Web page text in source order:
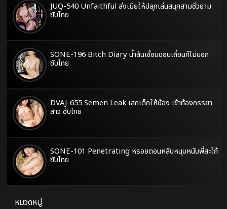
JUQ-540 Unfaithful ส่งเมียให้ปลุกเล่นสนุกสามชั่วยาม
ซับไทย
SONE-196 Bitch Diary น้ำล้นเขื่อนชอบเถื่อนก็ไม่บอก
ซับไทย
DVAJ-655 Semen Leak เสกเด็กให้น้อง เข้าท้องภรรยา
สาว ซับไทย
SONE-101 Penetrating หรอยตอนหลับหนุบหนับพี่สะใภ้
ซับไทย
หมวดหมู่